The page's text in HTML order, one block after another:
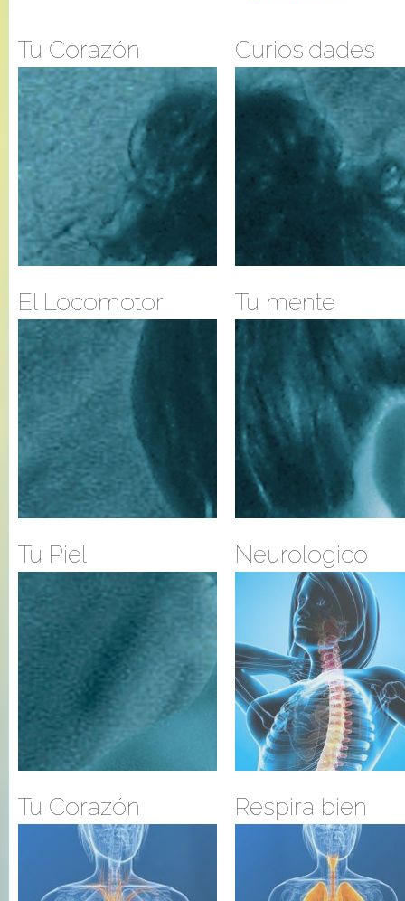
Tu Corazón
El Locomotor
Tu Piel
Tu Corazón
Curiosidades
Tu mente
Neurologico
Respira bien